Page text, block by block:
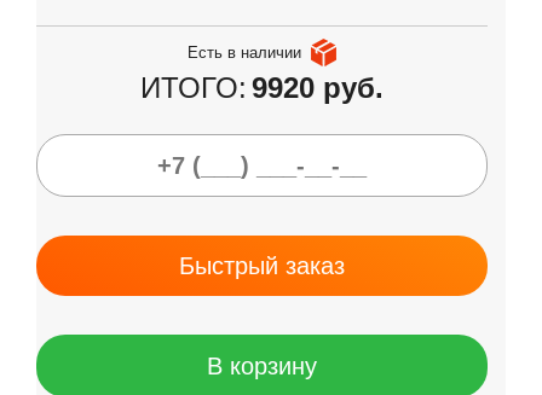
Есть в наличии
ИТОГО: 9920 руб.
Быстрый заказ
В корзину